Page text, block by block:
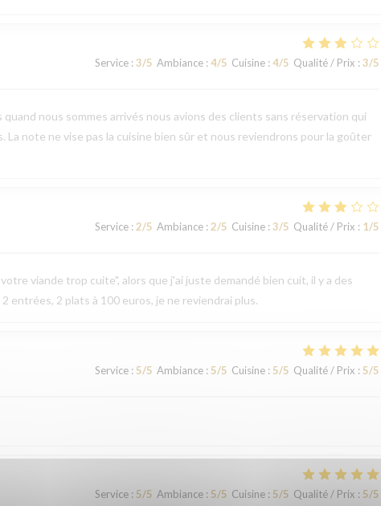
Service: 3/5 Ambiance: 4/5 Cuisine: 4/5 Qualité / Prix : 3/5
nous sommes arrivés nous avions des clients sans réservation qui
note ne vise pas la cuisine bien sûr et nous reviendrons pour la goûter
Service: 2/5 Ambiance: 2/5 Cuisine: 3/5 Qualité / Prix : 1/5
viande trop cuite", alors que j'ai juste demandé bien cuit, il y a des
entrées, 2 plats à 100 euros, je ne reviendrai plus.
Service: 5/5 Ambiance: 5/5 Cuisine: 5/5 Qualité / Prix : 5/5
Service: 5/5 Ambiance: 5/5 Cuisine: 5/5 Qualité / Prix : 5/5